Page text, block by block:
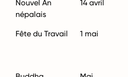
Nouvel An
népalais
14 avril
Fête du Travail 1 mai